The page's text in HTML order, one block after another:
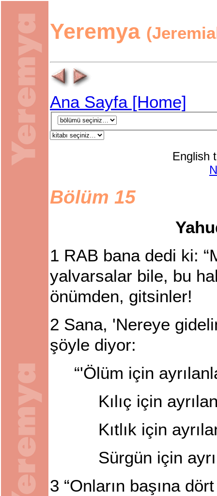
Yeremya
Ana Sayfa [Home]
English
Bölüm 15
1 RAB bana dedi ki:
yalvarsalar bile, bu
önümden, gitsinler!
2 Sana, 'Nereye
şöyle diyor:
“'Ölüm için
Kılıç için
Kıtlık için
Sürgün için
3 “Onların başına